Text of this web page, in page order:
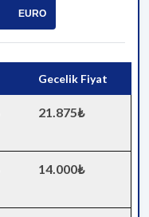
EURO
Gecelik Fiyat
21.875₺
14.000₺